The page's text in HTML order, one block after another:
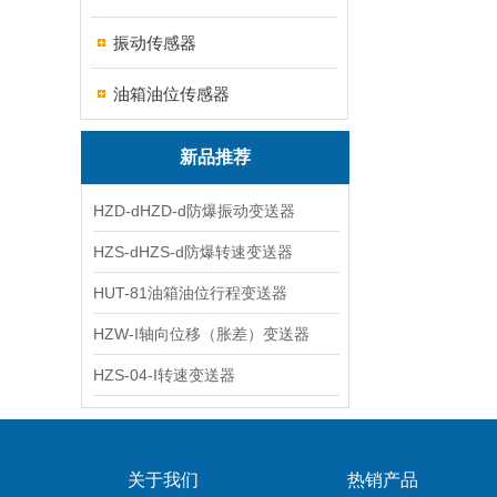
振动传感器
油箱油位传感器
新品推荐
HZD-dHZD-d防爆振动变送器
HZS-dHZS-d防爆转速变送器
HUT-81油箱油位行程变送器
HZW-I轴向位移（胀差）变送器
HZS-04-I转速变送器
关于我们 热销产品